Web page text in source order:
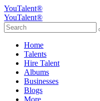
YouTalent®
YouTalent®
Home
Talents
Hire Talent
Albums
Businesses
Blogs
More